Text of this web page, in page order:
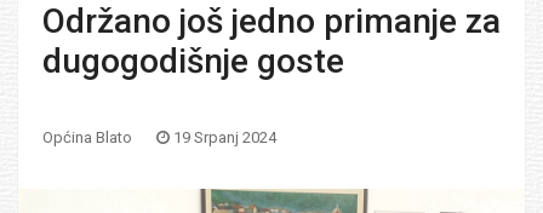
Održano još jedno primanje za
dugogodišnje goste
Općina Blato 19 Srpanj 2024